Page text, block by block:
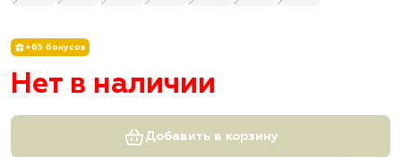
+65 бонусов
Нет в наличии
Добавить в корзину